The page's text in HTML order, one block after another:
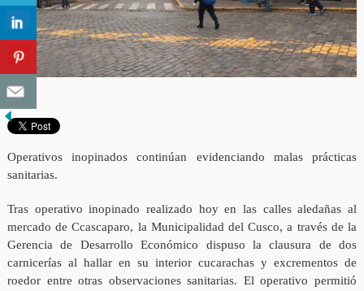
Operativos inopinados continúan evidenciando malas prácticas
sanitarias.
Tras operativo inopinado realizado hoy en las calles aledañas al
mercado de Ccascaparo, la Municipalidad del Cusco, a través de la
Gerencia de Desarrollo Económico dispuso la clausura de dos
carnicerías al hallar en su interior cucarachas y excrementos de
roedor entre otras observaciones sanitarias. El operativo permitió